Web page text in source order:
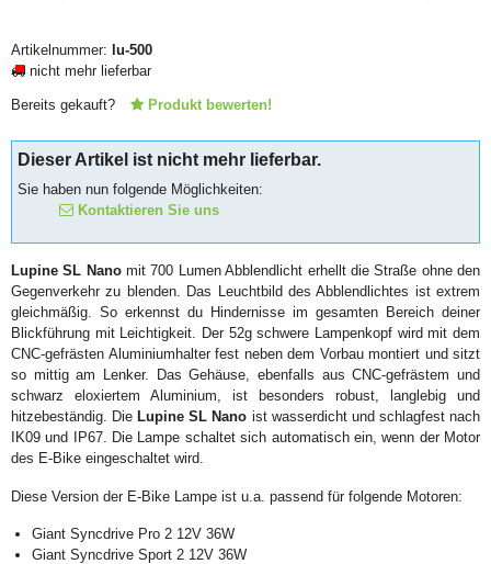
Artikelnummer: lu-500
nicht mehr lieferbar
Bereits gekauft? Produkt bewerten!
Dieser Artikel ist nicht mehr lieferbar.
Sie haben nun folgende Möglichkeiten:
Kontaktieren Sie uns
Lupine SL Nanomit 700 Lumen Abblendlicht erhellt die Straße ohne den
Gegenverkehr zu blenden. Das Leuchtbild des Abblendlichtes ist extrem
gleichmäßig. So erkennst du Hindernisse im gesamten Bereich deiner
Blickführung mit Leichtigkeit. Der 52g schwere Lampenkopf wird mit dem
CNC-gefrästen Aluminiumhalter fest neben dem Vorbau montiert und sitzt
so mittig am Lenker. Das Gehäuse, ebenfalls aus CNC-gefrästem und
schwarz eloxiertem Aluminium, ist besonders robust, langlebig und
hitzebeständig. Die Lupine SL Nano ist wasserdicht und schlagfest nach
IK09 und IP67. Die Lampe schaltet sich automatisch ein, wenn der Motor
des E-Bike eingeschaltet wird.
Diese Version der E-Bike Lampe ist u.a. passend für folgende Motoren:
Giant Syncdrive Pro 2 12V 36W
Giant Syncdrive Sport 2 12V 36W